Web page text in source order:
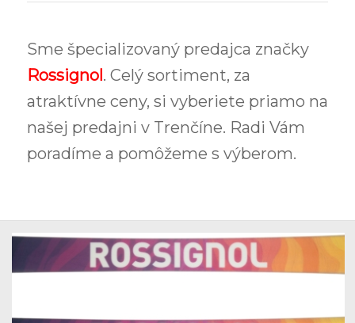
Sme špecializovaný predajca značky
Rossignol. Celý sortiment, za
atraktívne ceny, si vyberiete priamo na
našej predajni v Trenčíne. Radi Vám
poradíme a pomôžeme s výberom.